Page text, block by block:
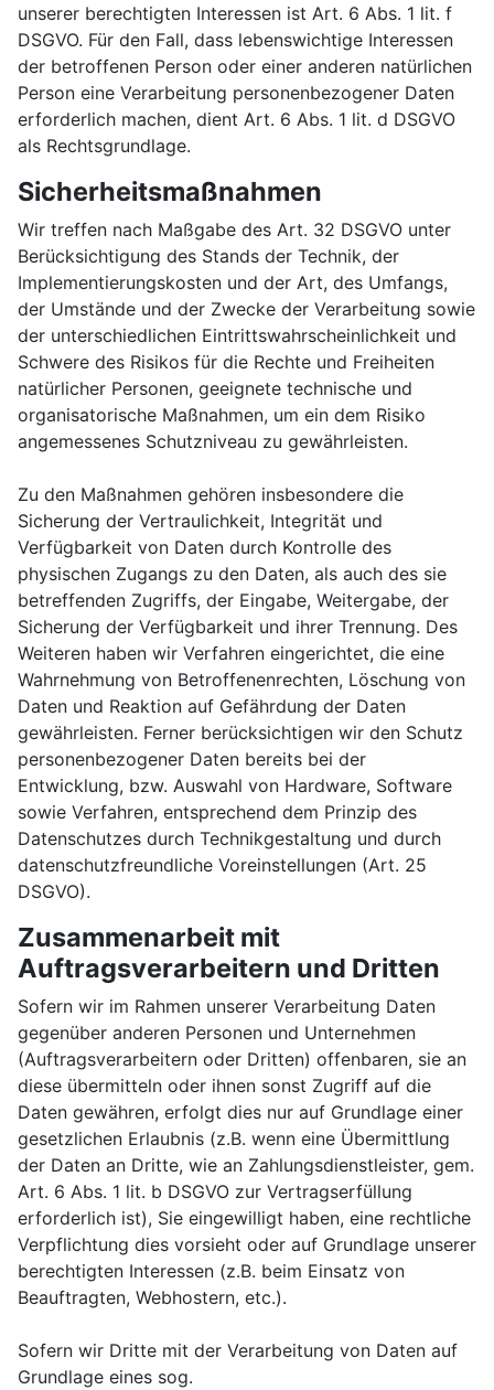
unserer berechtigten Interessen ist Art. 6 Abs. 1 lit. f
DSGVO. Für den Fall, dass lebenswichtige Interessen
der betroffenen Person oder einer anderen natürlichen
Person eine Verarbeitung personenbezogener Daten
erforderlich machen, dient Art. 6 Abs. 1 lit. d DSGVO
als Rechtsgrundlage.
Sicherheitsmaßnahmen
Wir treffen nach Maßgabe des Art. 32 DSGVO unter
Berücksichtigung des Stands der Technik, der
Implementierungskosten und der Art, des Umfangs,
der Umstände und der Zwecke der Verarbeitung sowie
der unterschiedlichen Eintrittswahrscheinlichkeit und
Schwere des Risikos für die Rechte und Freiheiten
natürlicher Personen, geeignete technische und
organisatorische Maßnahmen, um ein dem Risiko
angemessenes Schutzniveau zu gewährleisten.
Zu den Maßnahmen gehören insbesondere die
Sicherung der Vertraulichkeit, Integrität und
Verfügbarkeit von Daten durch Kontrolle des
physischen Zugangs zu den Daten, als auch des sie
betreffenden Zugriffs, der Eingabe, Weitergabe, der
Sicherung der Verfügbarkeit und ihrer Trennung. Des
Weiteren haben wir Verfahren eingerichtet, die eine
Wahrnehmung von Betroffenenrechten, Löschung von
Daten und Reaktion auf Gefährdung der Daten
gewährleisten. Ferner berücksichtigen wir den Schutz
personenbezogener Daten bereits bei der
Entwicklung, bzw. Auswahl von Hardware, Software
sowie Verfahren, entsprechend dem Prinzip des
Datenschutzes durch Technikgestaltung und durch
datenschutzfreundliche Voreinstellungen (Art. 25
DSGVO).
Zusammenarbeit mit
Auftragsverarbeitern und Dritten
Sofern wir im Rahmen unserer Verarbeitung Daten
gegenüber anderen Personen und Unternehmen
(Auftragsverarbeitern oder Dritten) offenbaren, sie an
diese übermitteln oder ihnen sonst Zugriff auf die
Daten gewähren, erfolgt dies nur auf Grundlage einer
gesetzlichen Erlaubnis (z.B. wenn eine Übermittlung
der Daten an Dritte, wie an Zahlungsdienstleister, gem.
Art. 6 Abs. 1 lit. b DSGVO zur Vertragserfüllung
erforderlich ist), Sie eingewilligt haben, eine rechtliche
Verpflichtung dies vorsieht oder auf Grundlage unserer
berechtigten Interessen (z.B. beim Einsatz von
Beauftragten, Webhostern, etc.).
Sofern wir Dritte mit der Verarbeitung von Daten auf
Grundlage eines sog.